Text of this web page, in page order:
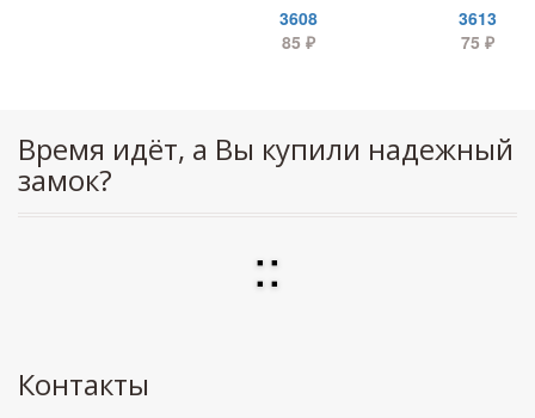
3608
85₽
3613
75 ₽
Время идёт, а Вы купили надежный
замок?
::
Контакты